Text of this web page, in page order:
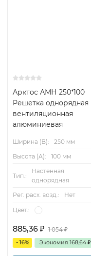
Арктос АМН 250*100
Решетка однорядная
вентиляционная
алюминиевая
Ширина (B):
250 мм
Высота (А):
100 мм
Тип.:
Настенная
однорядная
Рег. расх. возд.:
Нет
Цвет.:
885,36 ₽ 1 054₽
- 16% Экономия 168,64 ₽